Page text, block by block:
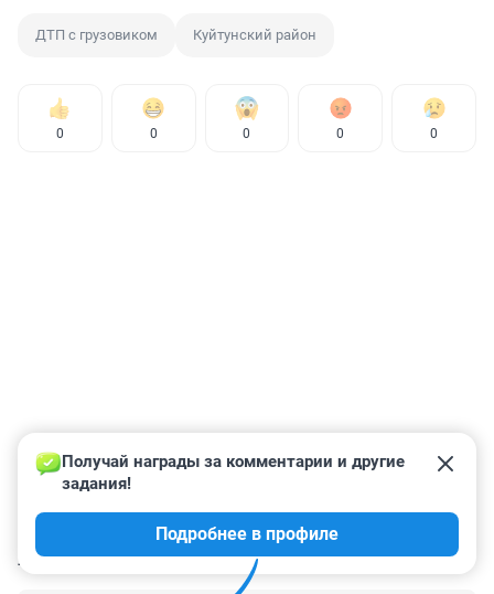
ДТП с грузовиком Куйтунский район
0 0 0 0 0
КОММЕНТАРИИ 1
Получай награды за комментарии и другие
задания!
Подробнее в профиле